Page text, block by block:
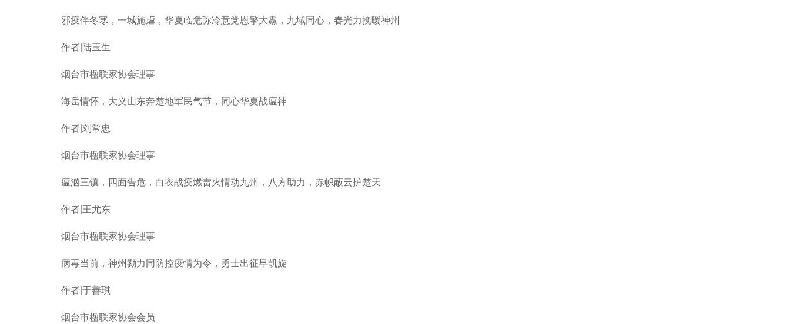
邪疫伴冬寒，一城施虐，华夏临危弥冷意党恩擎大纛，九域同心，春光力挽暖神州
作者|陆玉生
烟台市楹联家协会理事
海岳情怀，大义山东奔楚地军民气节，同心华夏战瘟神
作者|刘常忠
烟台市楹联家协会理事
瘟汹三镇，四面告危，白衣战疫燃雷火情动九州，八方助力，赤帜蔽云护楚天
作者|王尤东
烟台市楹联家协会理事
病毒当前，神州勠力同防控疫情为令，勇士出征早凯旋
作者|于善琪
烟台市楹联家协会会员